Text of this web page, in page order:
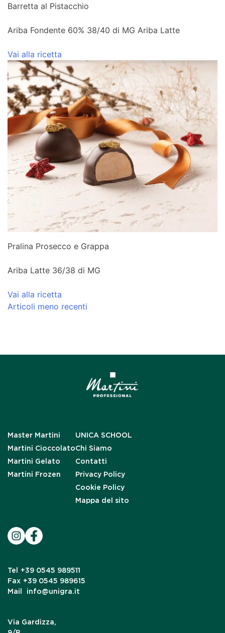
Barretta al Pistacchio
Ariba Fondente 60% 38/40 di MG Ariba Latte
Vai alla ricetta
Pralina Prosecco e Grappa
Ariba Latte 36/38 di MG
Vai alla ricetta
Navigazione
Articoli meno recenti
Master Martini
Martini Cioccolato
Martini Gelato
Martini Frozen
UNICA SCHOOL
Chi Siamo
Contatti
Privacy Policy
Cookie Policy
Mappa del sito
Tel
+39 0545 989511
Fax +39 0545 989615
Mail
info@unigra.it
Via Gardizza,